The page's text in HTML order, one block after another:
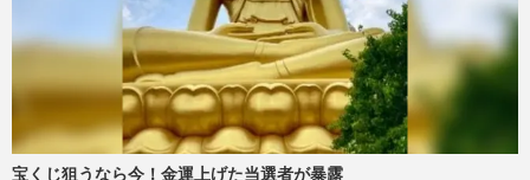
宝くじ狙うなら今！金運上げた当選者が暴露